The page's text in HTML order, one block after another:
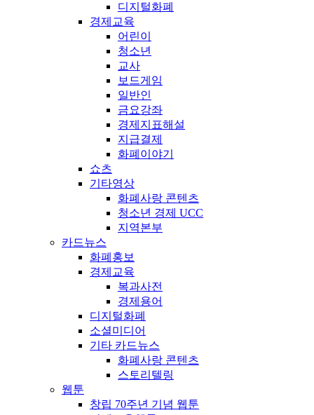
디지털화폐
경제교육
어린이
청소년
교사
보드게임
일반인
금요강좌
경제지표해설
지급결제
화폐이야기
쇼츠
기타영상
화폐사랑 콘텐츠
청소년 경제 UCC
지역본부
카드뉴스
화폐홍보
경제교육
복과사전
경제용어
디지털화폐
소셜미디어
기타 카드뉴스
화폐사랑 콘텐츠
스토리텔링
웹툰
창립 70주년 기념 웹툰